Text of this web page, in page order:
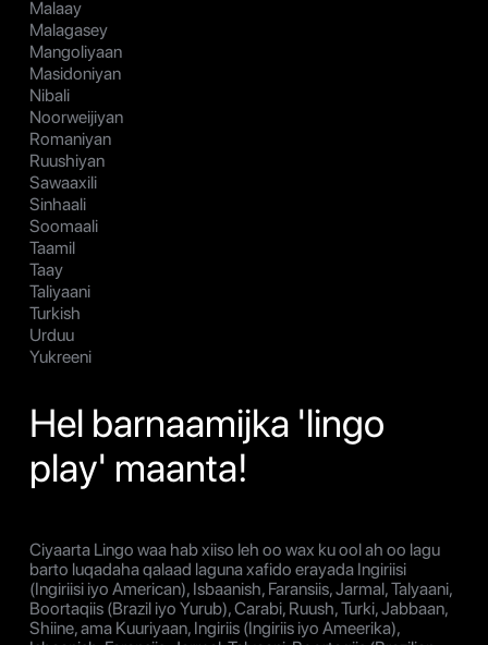
Malaay
Malagasey
Mangoliyaan
Masidoniyan
Nibali
Noorweijiyan
Romaniyan
Ruushiyan
Sawaaxili
Sinhaali
Soomaali
Taamil
Taay
Taliyaani
Turkish
Urduu
Yukreeni
Hel barnaamijka 'lingo
play' maanta!
Ciyaarta Lingo waa hab xiiso leh oo wax ku ool ah oo lagu
barto luqadaha qalaad laguna xafido erayada Ingiriisi
(Ingiriisi iyo American), Isbaanish, Faransiis, Jarmal, Talyaani,
Boortaqiis (Brazil iyo Yurub), Carabi, Ruush, Turki, Jabbaan,
Shiine, ama Kuuriyaan, Ingiriis (Ingiriis iyo Ameerika),